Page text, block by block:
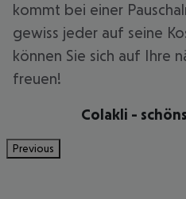
kommt bei einer
gewiss jeder auf seine
können Sie sich auf Ihre
freuen!
Colakli -
Previous